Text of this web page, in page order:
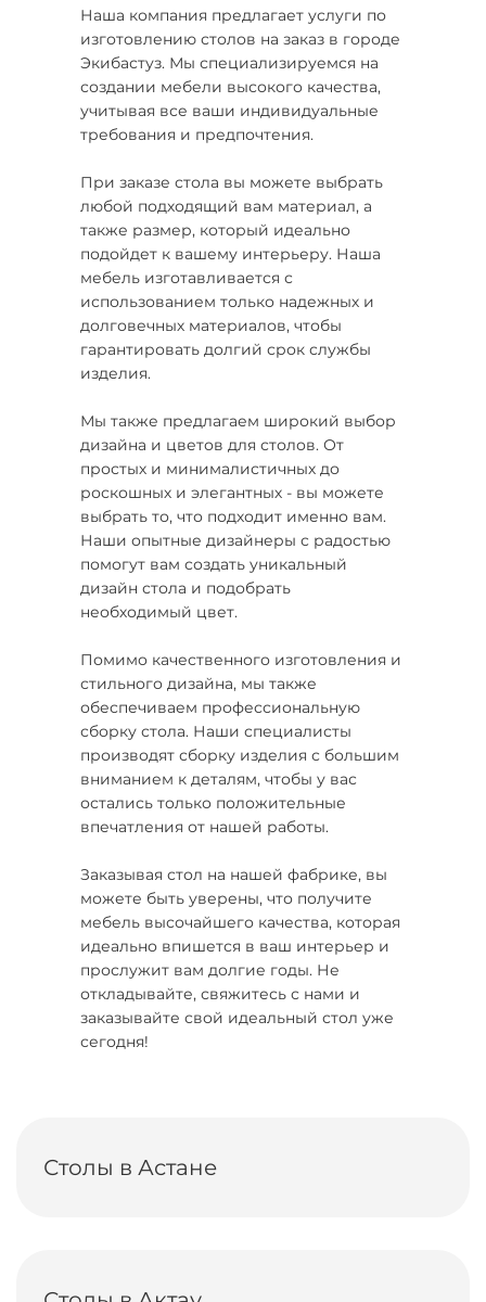
Наша компания предлагает услуги по
изготовлению столов на заказ в городе
Экибастуз. Мы специализируемся на
создании мебели высокого качества,
учитывая все ваши индивидуальные
требования и предпочтения.
При заказе стола вы можете выбрать
любой подходящий вам материал, а
также размер, который идеально
подойдет к вашему интерьеру. Наша
мебель изготавливается с
использованием только надежных и
долговечных материалов, чтобы
гарантировать долгий срок службы
изделия.
Мы также предлагаем широкий выбор
дизайна и цветов для столов. От
простых и минималистичных до
роскошных и элегантных - вы можете
выбрать то, что подходит именно вам.
Наши опытные дизайнеры с радостью
помогут вам создать уникальный
дизайн стола и подобрать
необходимый цвет.
Помимо качественного изготовления и
стильного дизайна, мы также
обеспечиваем профессиональную
сборку стола. Наши специалисты
производят сборку изделия с большим
вниманием к деталям, чтобы у вас
остались только положительные
впечатления от нашей работы.
Заказывая стол на нашей фабрике, вы
можете быть уверены, что получите
мебель высочайшего качества, которая
идеально впишется в ваш интерьер и
прослужит вам долгие годы. Не
откладывайте, свяжитесь с нами и
заказывайте свой идеальный стол уже
сегодня!
Столы в Астане